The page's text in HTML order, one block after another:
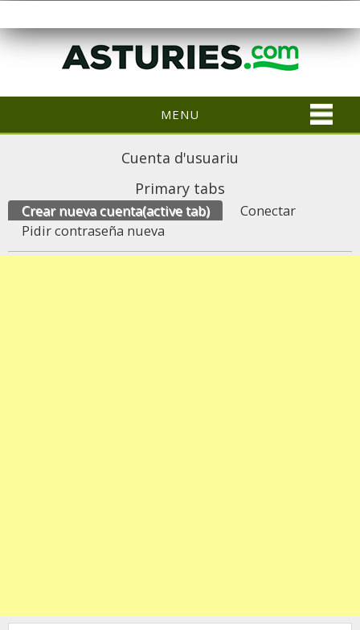
MENU
Cuenta d'usuariu
Primary tabs
Crear nueva cuenta(active tab)
Conectar
Pidir contraseña nueva